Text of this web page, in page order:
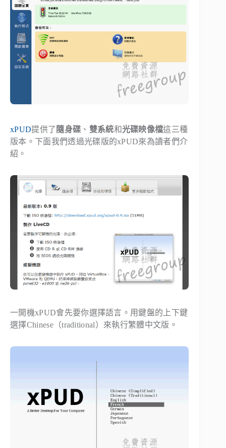
xPUD提供了 隨身碟 、 雙系統和光碟映像檔這三種
版本。下面我們透過光碟版的xPUD來為讀者們介
紹。
一開機xPUD會先要你選擇語言。用鍵盤的上下鍵
選擇Chinese（traditional） 來執行繁體中文版。